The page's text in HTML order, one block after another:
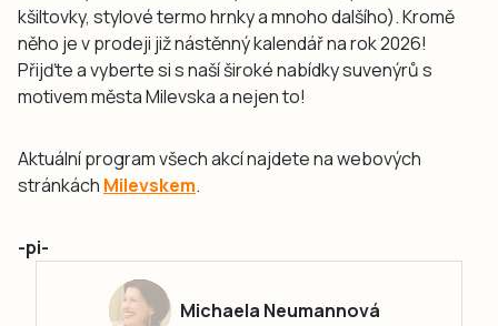
kšiltovky, stylové termo hrnky a mnoho dalšího). Kromě
něho je v prodeji již nástěnný kalendář na rok 2026!
Přijďte a vyberte si s naší široké nabídky suvenýrů s
motivem města Milevska a nejen to!
Aktuální program všech akcí najdete na webových
stránkách Milevskem.
-pi-
Michaela Neumannová